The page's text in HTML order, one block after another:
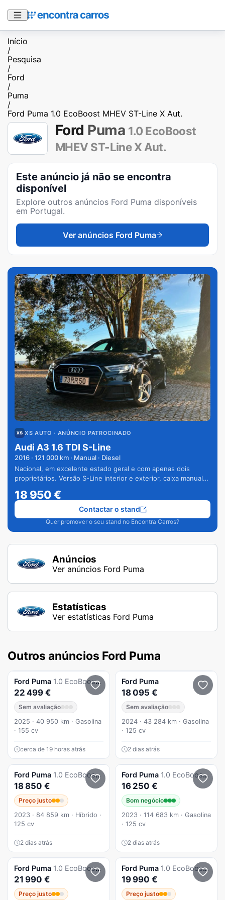
Início
/
Pesquisa
/
Ford
/
Puma
/
Ford Puma 1.0 EcoBoost MHEV ST-Line X Aut.
Ford Puma 1.0 EcoBoost
MHEV ST-Line X Aut.
Este anúncio já não se encontra
disponível
Explore outros anúncios Ford Puma disponíveis
em Portugal.
Ver anúncios Ford Puma
XS AUTO · ANÚNCIO PATROCINADO
Audi A3 1.6 TDI S-Line
2016 · 121 000 km · Manual · Diesel
Nacional, em excelente estado geral e com apenas dois
proprietários. Versão S-Line interior e exterior, caixa manual
18 950€
Quer promover o seu stand no Encontra Carros?
Contactar o stand
Anúncios
Ver anúncios Ford Puma
Estatísticas
Ver estatísticas Ford Puma
Outros anúncios Ford Puma
Ford Puma 1.0 EcoBoost MHEV ST-Line X Aut.
22 499 €
Sem avaliação
2025 · 40 950 km · Gasolina
· 155 cv
cerca de 19 horas atrás
Ford Puma
18 095 €
Sem avaliação
2024 · 43 284 km · Gasolina
· 125 cv
2 dias atrás
Ford Puma 1.0 EcoBoost MHEV ST-Line
18 850 €
Preço justo
2023 · 84 859 km · Híbrido ·
125 cv
2 dias atrás
Ford Puma 1.0 EcoBoost MHEV ST-Line
16 250 €
Bom negócio
2023 · 114 683 km · Gasolina
· 125 cv
2 dias atrás
Ford Puma 1.0 EcoBoost ST-Line Aut.
21 990 €
Preço justo
Ford Puma 1.0 EcoBoost MHEV ST-Line
19 990 €
Preço justo